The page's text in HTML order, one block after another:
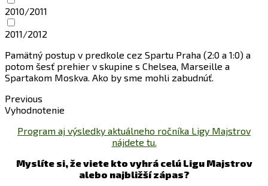
2010/2011
2011/2012
Pamätný postup v predkole cez Spartu Praha (2:0 a 1:0) a
potom šesť prehier v skupine s Chelsea, Marseille a
Spartakom Moskva. Ako by sme mohli zabudnúť.
Previous
Vyhodnotenie
Program aj výsledky aktuálneho ročníka Ligy Majstrov
nájdete tu.
Myslíte si, že viete kto vyhrá celú Ligu Majstrov
alebo najbližší zápas?